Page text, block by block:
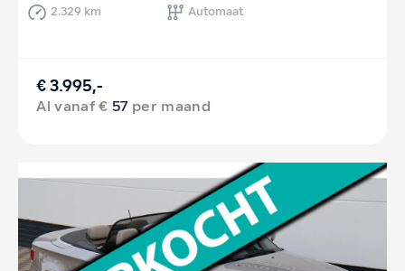
2.329 km
Automaat
€ 3.995,-
Al vanaf €57 per maand